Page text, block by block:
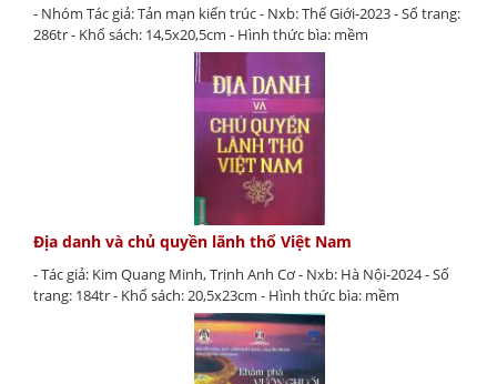
- Nhóm Tác giả: Tản mạn kiến trúc - Nxb: Thế Giới-2023 - Số trang:
286tr - Khổ sách: 14,5x20,5cm - Hình thức bìa: mềm
Địa danh và chủ quyền lãnh thổ Việt Nam
- Tác giả: Kim Quang Minh, Trịnh Anh Cơ - Nxb: Hà Nội-2024 - Số
trang: 184tr - Khổ sách: 20,5x23cm - Hình thức bìa: mềm